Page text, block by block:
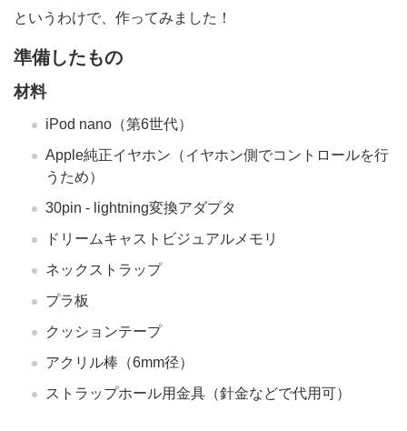
というわけで、作ってみました！
準備したもの
材料
iPod nano（第6世代）
Apple純正イヤホン（イヤホン側でコントロールを行
うため）
30pin - lightning変換アダプタ
ドリームキャストビジュアルメモリ
ネックストラップ
プラ板
クッションテープ
アクリル棒（6mm径）
ストラップホール用金具（針金などで代用可）